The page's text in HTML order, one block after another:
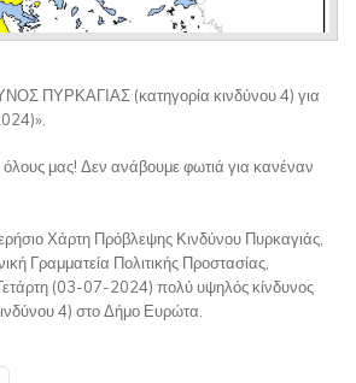
ΠΥΡΚΑΓΙΑΣ (κατηγορία κινδύνου 4) για
μας! Δεν ανάβουμε φωτιά για κανέναν
Χάρτη Πρόβλεψης Κινδύνου Πυρκαγιάς,
Γραμματεία Πολιτικής Προστασίας,
(03-07-2024) πολύ υψηλός κίνδυνος
4) στο Δήμο Ευρώτα.